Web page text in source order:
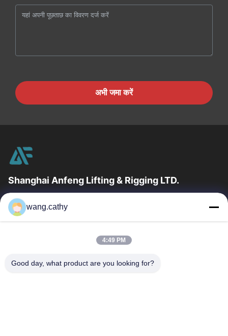
अभी जमा करें
Shanghai Anfeng Lifting & Rigging LTD.
उद्योग में 20 वर्षों के अनुभव के साथ, हम अपने ग्राहकों को प्रीमियम लिफ्टिंग और
हेराफेरी उत्पादों और कस्टम-डिज़ाइन किए गए लिफ्टिंग समाधान प्रदान...
त्वरित लिंक
उत्पादों
वीडियो
हमारे बारे में
wang.cathy
4:49 PM
Good day, what product are you looking for?